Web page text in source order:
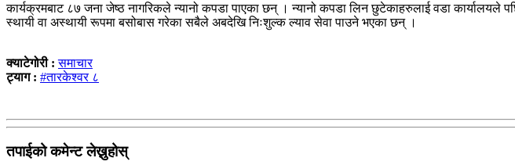
कार्यक्रमबाट ८७ जना जेष्ठ नागरिकले न्यानो कपडा पाएका छन् । न्यानो कपडा लिन छुटेकाहरुलाई वडा कार्यालयले
स्थायी वा अस्थायी रूपमा बसोबास गरेका सबैले अबदेखि निःशुल्क ल्याव सेवा पाउने भएका छन् ।
क्याटेगोरी :समाचार
ट्याग : #तारकेश्वर ८
तपाईको कमेन्ट लेख्नुहोस्